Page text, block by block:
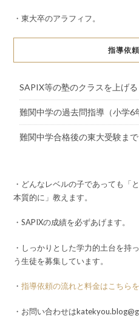
・東大卒のアラフィフ。
指導依
SAPIX等の塾のクラスを上げる
難関中学の過去問指導（小学6
難関中学合格後の東大受験まで
・どんなレベルの子であっても「
本質的に」教えます。
・SAPIXの成績を必ずあげます。
・しっかりとした学力的土台を持
う生徒を募集しています。
・ 指導依頼の流れと料金はこちらを
・お問い合わせは